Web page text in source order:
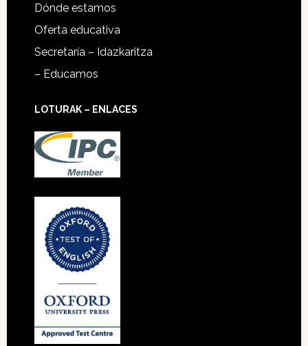
Dónde estamos
Oferta educativa
Secretaría – Idazkaritza
– Educamos
LOTURAK – ENLACES